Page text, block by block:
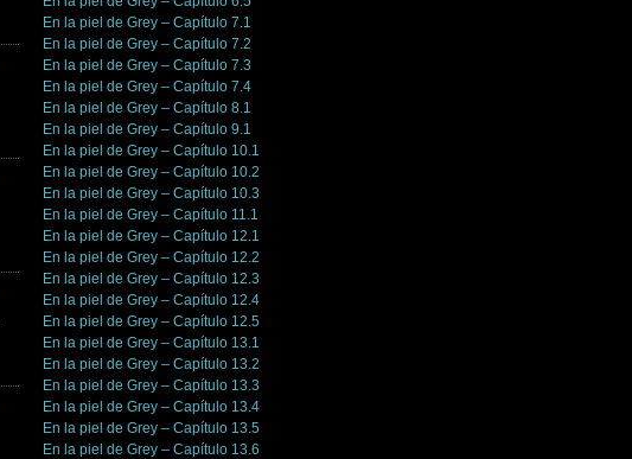
En la piel de Grey – Capítulo 7.1
En la piel de Grey – Capítulo 7.2
En la piel de Grey – Capítulo 7.3
En la piel de Grey – Capítulo 7.4
En la piel de Grey – Capítulo 8.1
En la piel de Grey – Capítulo 9.1
En la piel de Grey – Capítulo 10.1
En la piel de Grey – Capítulo 10.2
En la piel de Grey – Capítulo 10.3
En la piel de Grey – Capítulo 11.1
En la piel de Grey – Capítulo 12.1
En la piel de Grey – Capítulo 12.2
En la piel de Grey – Capítulo 12.3
En la piel de Grey – Capítulo 12.4
En la piel de Grey – Capítulo 12.5
En la piel de Grey – Capítulo 13.1
En la piel de Grey – Capítulo 13.2
En la piel de Grey – Capítulo 13.3
En la piel de Grey – Capítulo 13.4
En la piel de Grey – Capítulo 13.5
En la piel de Grey – Capítulo 13.6